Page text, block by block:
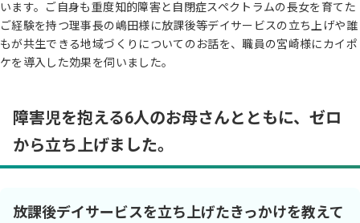
います。ご自身も重度知的障害と自閉症スペクトラムの長女を育てた
ご経験を持つ理事長の嶋田様に放課後等デイサービスの立ち上げや誰
もが共生できる地域づくりについてのお話を、職員の宮崎様にカイポ
ケを導入した効果を伺いました。
障害児を抱える6人のお母さんとともに、ゼロ
から立ち上げました。
放課後デイサービスを立ち上げたきっかけを教えて